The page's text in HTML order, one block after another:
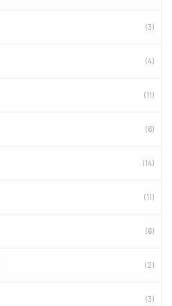
(3)
(4)
(11)
(6)
(14)
(11)
(6)
(2)
(3)